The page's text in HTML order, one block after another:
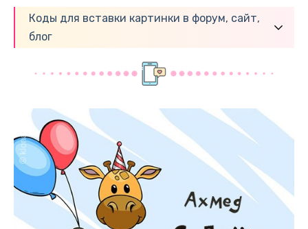
Коды для вставки картинки в форум, сайт,
блог